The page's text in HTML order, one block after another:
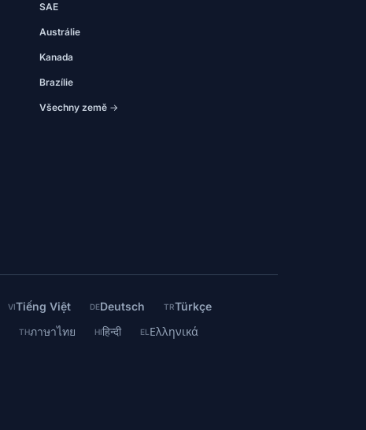
SAE
Austrálie
Kanada
Brazílie
Všechny země →
VITiếng Việt DEDeutsch TRTürkçe
THภาษาไทย HIहिन्दी EL Ελληνικά